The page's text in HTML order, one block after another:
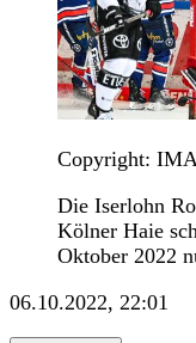
Copyright:
Die Iserlohn
Kölner Haie
Oktober 2022
06.10.2022, 22:01